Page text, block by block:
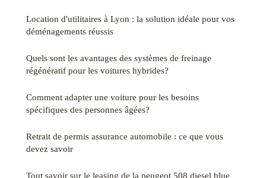
Location d'utilitaires à Lyon : la solution idéale pour vos
déménagements réussis
Quels sont les avantages des systèmes de freinage
régénératif pour les voitures hybrides?
Comment adapter une voiture pour les besoins
spécifiques des personnes âgées?
Retrait de permis assurance automobile : ce que vous
devez savoir
Tout savoir sur le leasing de la peugeot 508 diesel blue